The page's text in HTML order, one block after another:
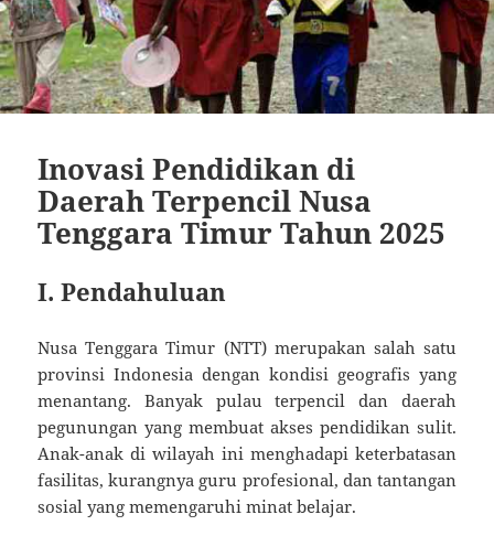
Inovasi Pendidikan di
Daerah Terpencil Nusa
Tenggara Timur Tahun 2025
I. Pendahuluan
Nusa Tenggara Timur (NTT) merupakan salah satu
provinsi Indonesia dengan kondisi geografis yang
menantang. Banyak pulau terpencil dan daerah
pegunungan yang membuat akses pendidikan sulit.
Anak-anak di wilayah ini menghadapi keterbatasan
fasilitas, kurangnya guru profesional, dan tantangan
sosial yang memengaruhi minat belajar.